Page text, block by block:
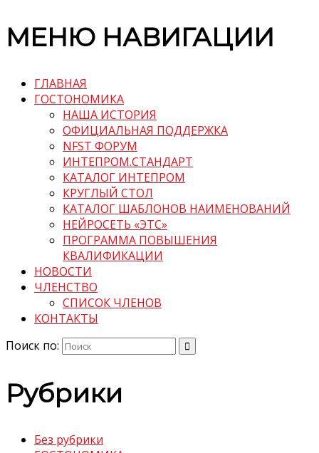
МЕНЮ НАВИГАЦИИ
ГЛАВНАЯ
ГОСТОНОМИКА
НАША ИСТОРИЯ
ОФИЦИАЛЬНАЯ ПОДДЕРЖКА
NFST ФОРУМ
ИНТЕПРОМ.СТАНДАРТ
КАТАЛОГ ИНТЕПРОМ
КРУГЛЫЙ СТОЛ
КАТАЛОГ ШАБЛОНОВ НАИМЕНОВАНИЙ
НЕЙРОСЕТЬ «ЭТС»
ПРОГРАММА ПОВЫШЕНИЯ
КВАЛИФИКАЦИИ
НОВОСТИ
ЧЛЕНСТВО
СПИСОК ЧЛЕНОВ
КОНТАКТЫ
Поиск по:
Рубрики
Без рубрики